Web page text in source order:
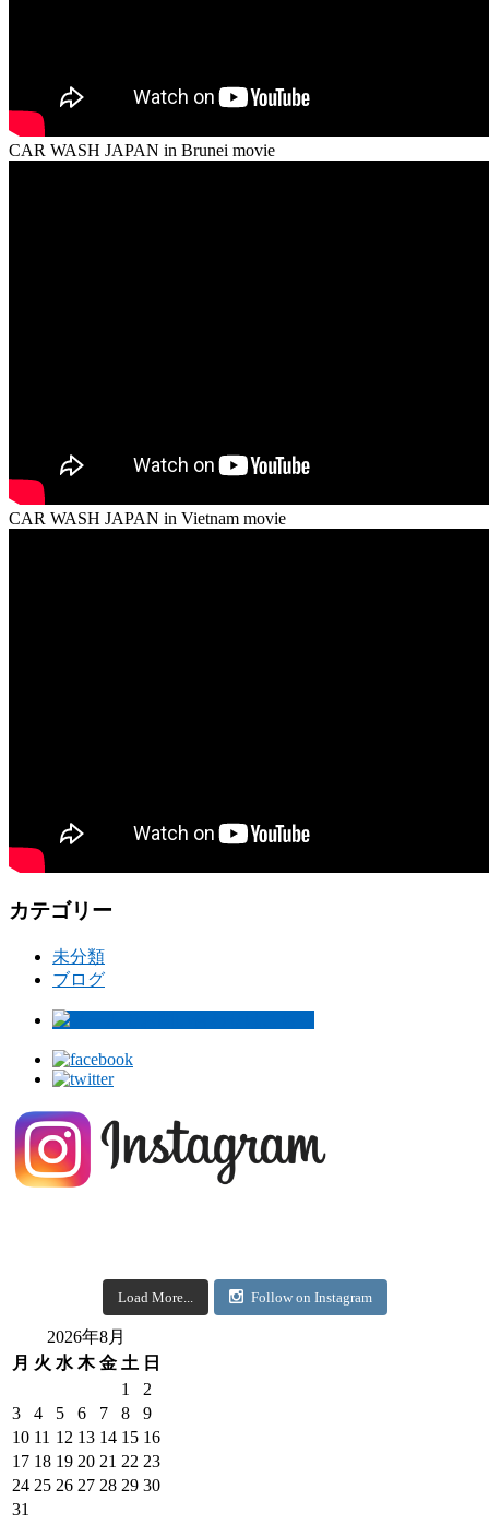
CAR WASH JAPAN in Brunei movie
CAR WASH JAPAN in Vietnam movie
カテゴリー
未分類
ブログ
Load More... Follow on Instagram
2026年8月
月 火 水 木 金 土 日
1
2
3
4 5 6 7 8
9
10 11 12 13 14 15 16
17 18 19 20 21 22 23
24 25 26 27 28 29 30
31